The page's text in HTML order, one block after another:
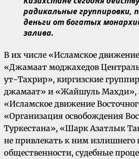
радикальные группировки,
деньги от богатых
залива.
В их числе «Исламское
«Джамаат моджахедов
ут-Тахрир», киргизские
джамаат» и «Жайшуль Махди»,
«Исламское движение
«Организация освобождения
Туркестана», «Шарк Азатлык
не привлекать к ним излишнего
общественности, судебные